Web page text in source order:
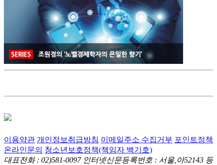
이용약관 개인정보취급방침 이메일주소 수집거부 포인트정책
온라인문의 청소년보호정책(책임자 백기호)
대표전화 : 02)581-0097 인터넷신문등록번호 : 서울,아52143 등